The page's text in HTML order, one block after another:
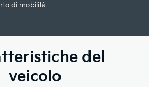
di mobilità
del
veicolo